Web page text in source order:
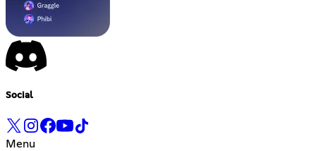
Social
Menu